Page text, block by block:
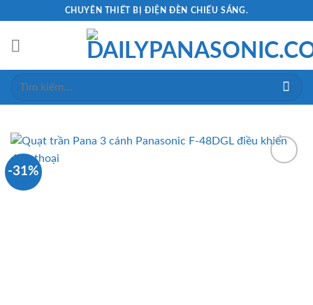
content
CHUYÊN THIẾT BỊ ĐIỆN ĐÈN CHIẾU SÁNG.
Tìm
-31%